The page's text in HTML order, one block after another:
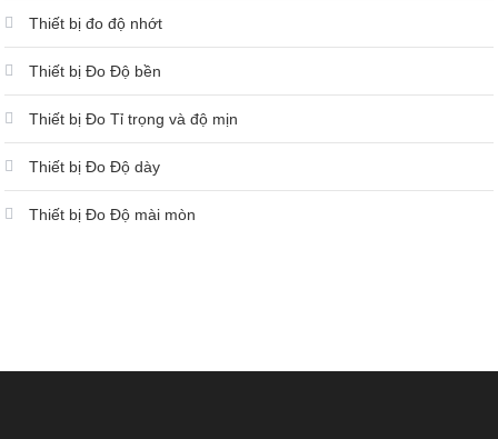
Thiết bị đo độ nhớt
Thiết bị Đo Độ bền
Thiết bị Đo Tỉ trọng và độ mịn
Thiết bị Đo Độ dày
Thiết bị Đo Độ mài mòn